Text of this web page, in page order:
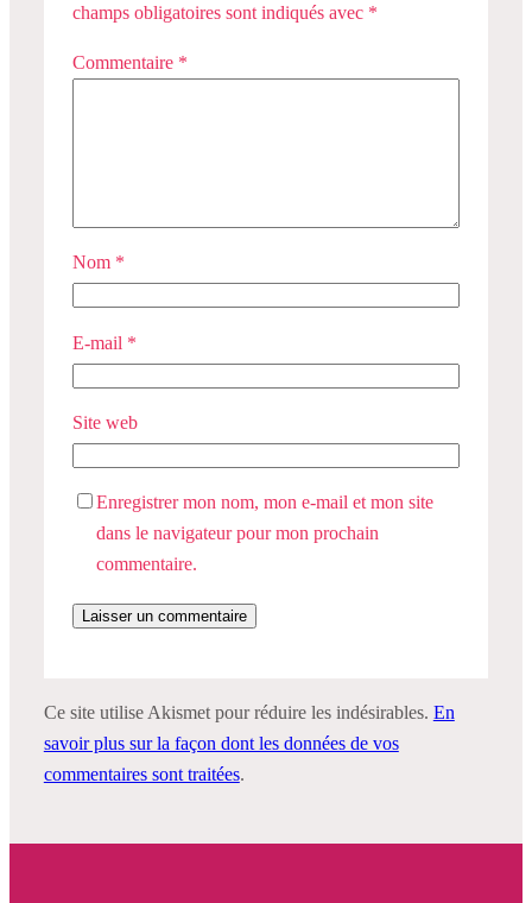
champs obligatoires sont indiqués avec *
Commentaire *
Nom *
E-mail *
Site web
Enregistrer mon nom, mon e-mail et mon site
dans le navigateur pour mon prochain
commentaire.
Ce site utilise Akismet pour réduire les indésirables. En
savoir plus sur la façon dont les données de vos
commentaires sont traitées.